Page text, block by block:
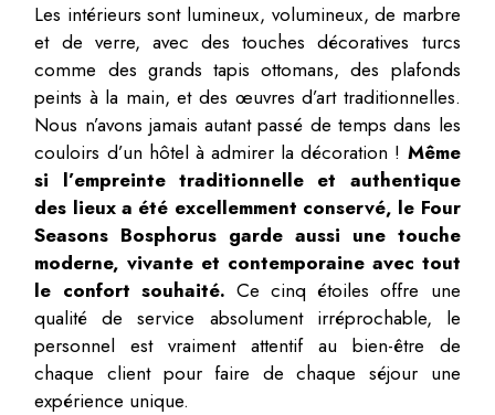
Les intérieurs sont lumineux, volumineux, de marbre
et de verre, avec des touches décoratives turcs
comme des grands tapis ottomans, des plafonds
peints à la main, et des œuvres d’art traditionnelles.
Nous n’avons jamais autant passé de temps dans les
couloirs d’un hôtel à admirer la décoration ! Même
si l’empreinte traditionnelle et authentique
des lieux a été excellemment conservé, le Four
Seasons Bosphorus garde aussi une touche
moderne, vivante et contemporaine avec tout
le confort souhaité. Ce cinq étoiles offre une
qualité de service absolument irréprochable, le
personnel est vraiment attentif au bien-être de
chaque client pour faire de chaque séjour une
expérience unique.